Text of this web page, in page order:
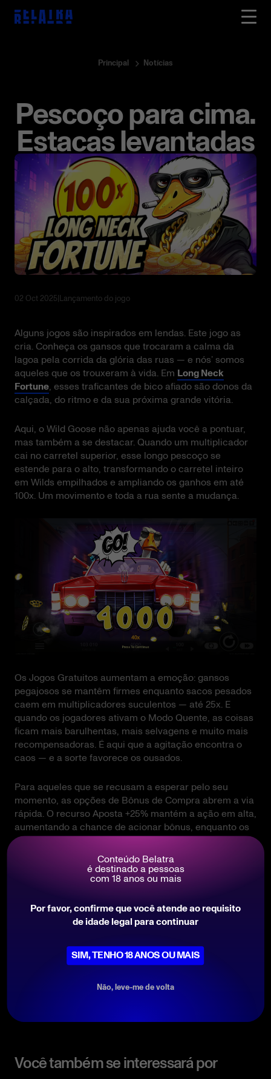
Principal Notícias
Pescoço para cima.
Estacas levantadas
02 Oct 2025|Lançamento do jogo
Alguns jogos são inspirados em lendas. Este jogo as
cria. Conheça os gansos que trocaram a calma da
lagoa pela corrida da glória das ruas — e nós’ somos
aqueles que os trouxeram à vida. Em Long Neck
Fortune, esses traficantes de bico afiado são donos da
calçada, do ritmo e da sua próxima grande vitória.
Aqui, o Wild Goose não apenas ajuda você a pontuar,
mas também a se destacar. Quando um multiplicador
cai no carretel superior, esse longo pescoço se
estende para o alto, transformando o carretel inteiro
em Wilds empilhados e ampliando os ganhos em até
100x. Um movimento e toda a rua sente a mudança.
Os Jogos Gratuitos aumentam a emoção: gansos
pegajosos se mantêm firmes enquanto sacos pesados
caem em multiplicadores suculentos — até 25x. E
quando os jogadores ativam o Modo Quente, as coisas
ficam mais barulhentas, mais selvagens e muito mais
recompensadoras. É aqui que a agitação encontra o
caos — e a sorte favorece os ousados.
Para aqueles que se recusam a esperar pelo seu
momento, as opções de Bônus de Compra abrem a via
rápida. O recurso Aposta +25% mantém a ação em alta,
aumentando a chance de acionar bônus, enquanto os
pagamentos permanecem verdadeiros. No Long Neck
Fortune, o estilo compensa, a bravata se multiplica e
os gansos dominam cada giro.
JOGAR AGORA
Compartilhar isto
Você também se interessará por
Conteúdo Belatra
é destinado a pessoas
com 18 anos ou mais
Por favor, confirme que você atende ao requisito
de idade legal para continuar
SIM, TENHO 18 ANOS OU MAIS
Não, leve-me de volta